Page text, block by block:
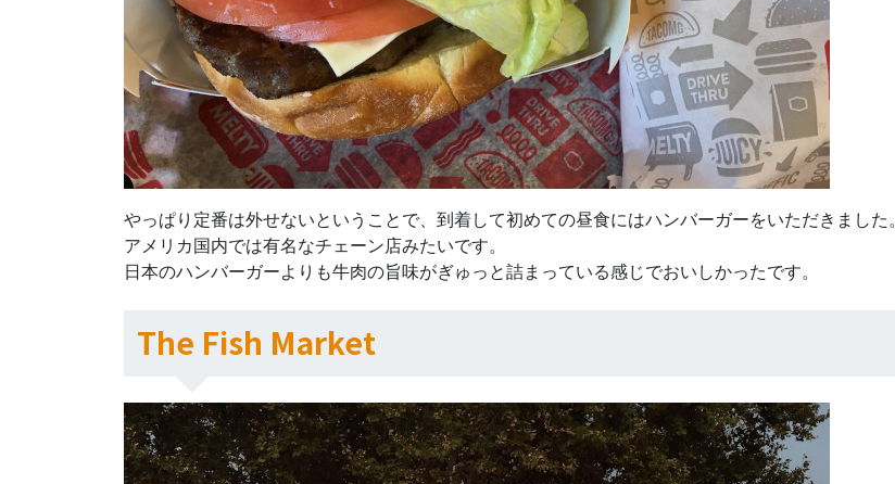
やっぱり定番は外せないということで、到着して初めての昼食にはハンバーガーをいただきました。
アメリカ国内では有名なチェーン店みたいです。
日本のハンバーガーよりも牛肉の旨味がぎゅっと詰まっている感じでおいしかったです。
The Fish Market